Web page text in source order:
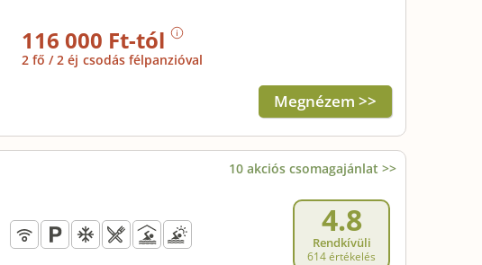
116 000 Ft-tól
2 fő / 2 éj csodás félpanzióval
Megnézem >>
10 akciós csomagajánlat >>
4.8
Rendkívüli
614 értékelés